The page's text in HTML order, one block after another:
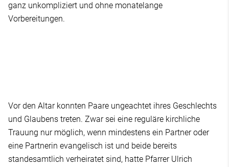
ganz unkompliziert und ohne monatelange
Vorbereitungen.
Vor den Altar konnten Paare ungeachtet ihres Geschlechts
und Glaubens treten. Zwar sei eine reguläre kirchliche
Trauung nur möglich, wenn mindestens ein Partner oder
eine Partnerin evangelisch ist und beide bereits
standesamtlich verheiratet sind, hatte Pfarrer Ulrich